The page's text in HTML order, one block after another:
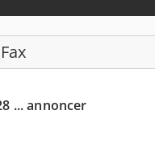
... annoncer